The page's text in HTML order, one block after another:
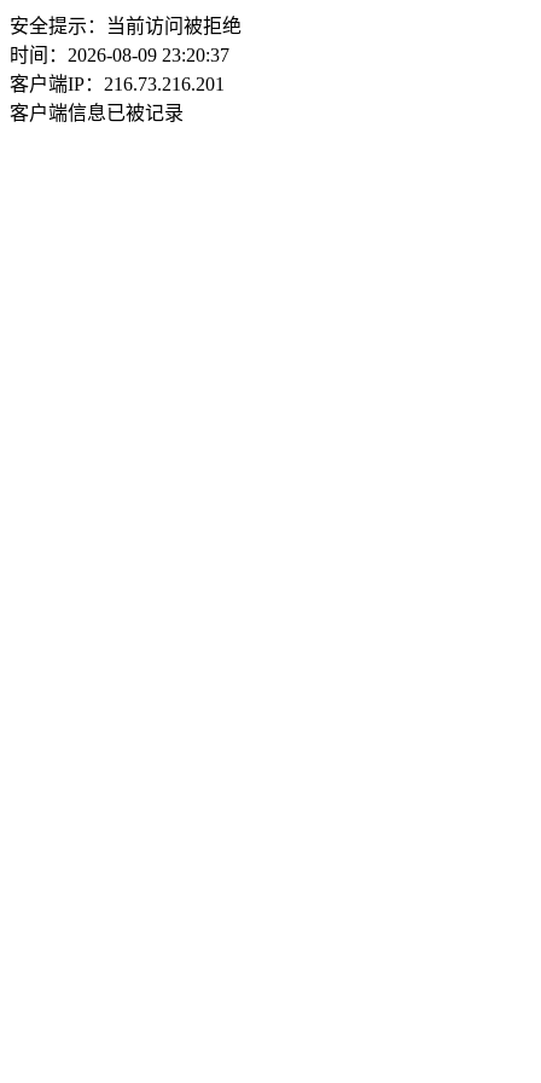
安全提示：当前访问被拒绝
时间：2026-08-09 23:20:37
客户端IP：216.73.216.201
客户端信息已被记录